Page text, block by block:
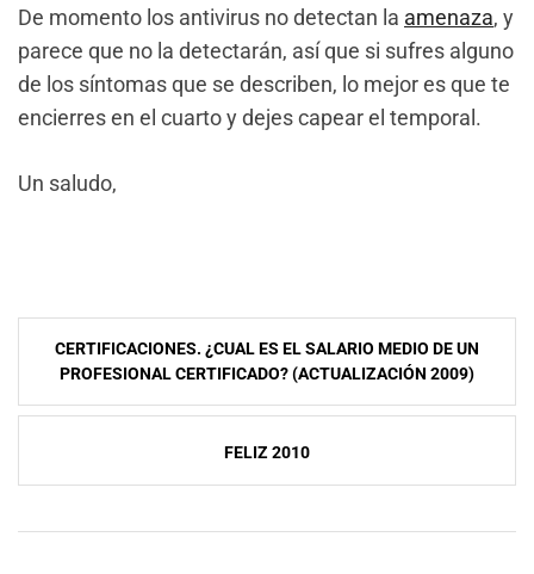
De momento los antivirus no detectan la amenaza, y
parece que no la detectarán, así que si sufres alguno
de los síntomas que se describen, lo mejor es que te
encierres en el cuarto y dejes capear el temporal.
Un saludo,
NavegaciÃ³n
entradas
CERTIFICACIONES. ¿CUAL ES EL SALARIO MEDIO DE UN
PROFESIONAL CERTIFICADO? (ACTUALIZACIÓN 2009)
FELIZ 2010